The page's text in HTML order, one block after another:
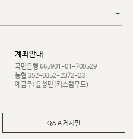
계좌안내
국민은행 665901-01-700529
농협 352-0352-2372-23
예금주: 윤성민(커스텀무드)
Q&A 게시판